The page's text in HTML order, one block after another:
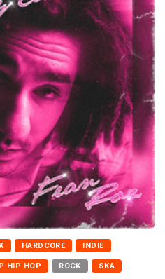
HARDCORE INDIE
HIP HOP ROCK SKA